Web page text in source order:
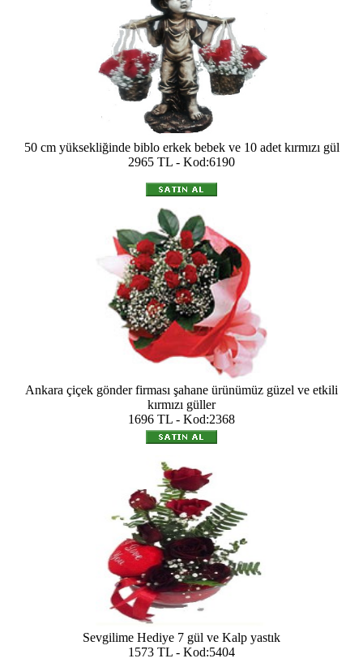
50 cm yüksekliğinde biblo erkek bebek ve 10 adet kırmızı gül
2965 TL - Kod:6190
Ankara çiçek gönder firması şahane ürünümüz güzel ve etkili
kırmızı güller
1696 TL - Kod:2368
Sevgilime Hediye 7 gül ve Kalp yastık
1573 TL - Kod:5404